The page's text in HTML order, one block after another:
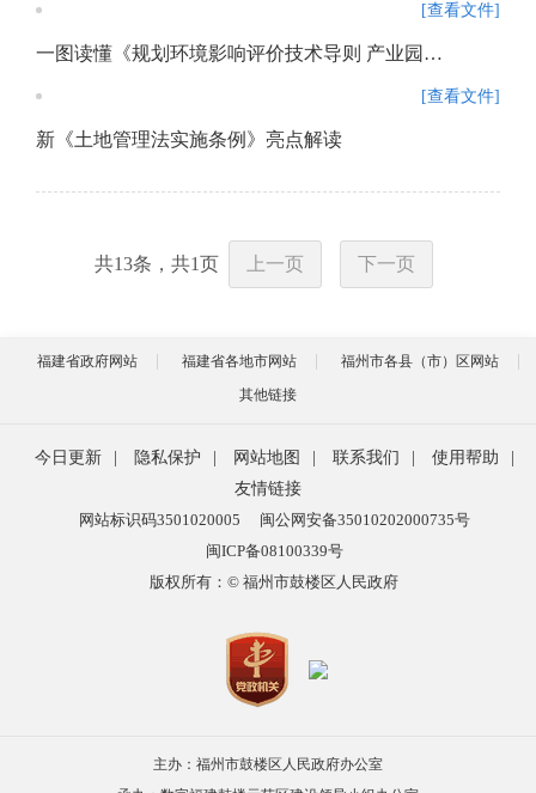
[查看文件]
一图读懂《规划环境影响评价技术导则 产业园区》（HJ 131-2021）
[查看文件]
新《土地管理法实施条例》亮点解读
共13条，共1页 上一页 下一页
福建省政府网站 福建省各地市网站
福州市各县（市）区网站
其他链接
今日更新 隐私保护 网站地图 联系我们 使用帮助
友情链接
网站标识码3501020005
闽公网安备35010202000735号
闽ICP备08100339号
版权所有：© 福州市鼓楼区人民政府
主办：福州市鼓楼区人民政府办公室